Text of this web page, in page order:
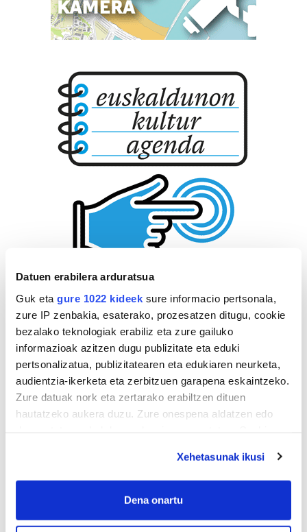
Datuen erabilera arduratsua
Guk eta gure 1022 kideek sure informacio pertsonala,
zure IP zenbakia, esaterako, prozesatzen ditugu, cookie
bezalako teknologiak erabiliz eta zure gailuko
informazioak azitzen dugu publizitate eta eduki
pertsonalizatua, publizitatearen eta edukiaren neurketa,
audientzia-ikerketa eta zerbitzuen garapena eskaintzeko.
Zure datuak nork eta zertarako erabiltzen dituen
hautatzeko aukera duzu. Zure onespena aldatzen edo
If you allow, we would also like to:
Collect information about your geographical
Xehetasunak ikusi
Dena onartu
AGENDA